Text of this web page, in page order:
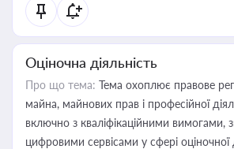
Оціночна діяльність
Про що тема: Тема охоплює правове
майна, майнових прав і професійної
включно з кваліфікаційними вимогами,
цифровими сервісами у сфері оціночної